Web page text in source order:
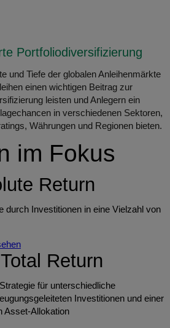
Portfoliodiversifizierung
und Tiefe der globalen Anleihenmärkte
einen wichtigen Beitrag zur
leisten und Anlegern ein
in verschiedenen Sektoren,
Währungen und Regionen bieten.
im Fokus
Return
durch Investitionen in eine Vielzahl von
Return
für unterschiedliche
Investitionen und einer
Asset-Allokation